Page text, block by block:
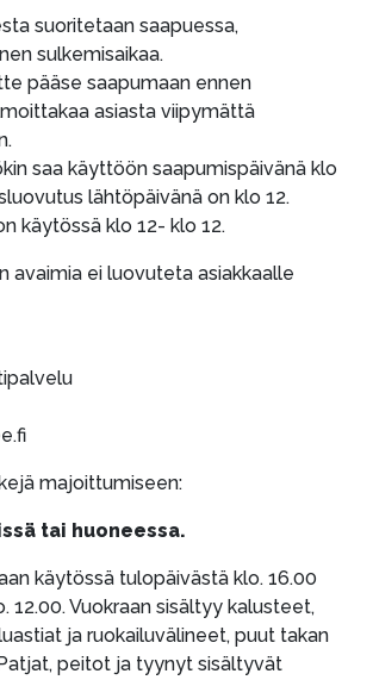
suoritetaan saapuessa,
sulkemisaikaa.
pääse saapumaan ennen
asiasta viipymättä
saa käyttöön saapumispäivänä klo
lähtöpäivänä on klo 12.
käytössä klo 12- klo 12.
avaimia ei luovuteta asiakkaalle
majoittumiseen:
tai huoneessa.
käytössä tulopäivästä klo. 16.00
12.00. Vuokraan sisältyy kalusteet,
ja ruokailuvälineet, puut takan
peitot ja tyynyt sisältyvät